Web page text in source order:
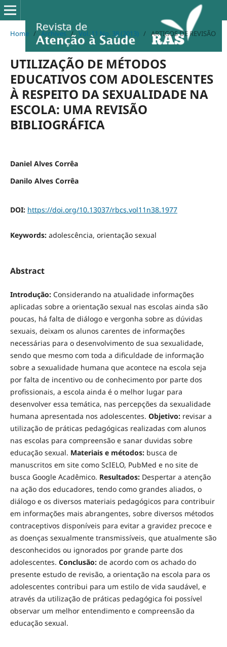
Home / Archives / Vol. 11 No. 38 (2013) / ARTIGOS DE REVISÃO
UTILIZAÇÃO DE MÉTODOS
EDUCATIVOS COM ADOLESCENTES
À RESPEITO DA SEXUALIDADE NA
ESCOLA: UMA REVISÃO
BIBLIOGRÁFICA
Daniel Alves Corrêa
Danilo Alves Corrêa
DOI: https://doi.org/10.13037/rbcs.vol11n38.1977
Keywords: adolescência, orientação sexual
Abstract
Introdução:Considerando na atualidade informações
aplicadas sobre a orientação sexual nas escolas ainda são
poucas, há falta de diálogo e vergonha sobre as dúvidas
sexuais, deixam os alunos carentes de informações
necessárias para o desenvolvimento de sua sexualidade,
sendo que mesmo com toda a dificuldade de informação
sobre a sexualidade humana que acontece na escola seja
por falta de incentivo ou de conhecimento por parte dos
profissionais, a escola ainda é o melhor lugar para
desenvolver essa temática, nas percepções da sexualidade
humana apresentada nos adolescentes. Objetivo:revisar a
utilização de práticas pedagógicas realizadas com alunos
nas escolas para compreensão e sanar duvidas sobre
educação sexual. Materiais e métodos:busca de
manuscritos em site como ScIELO, PubMed e no site de
busca Google Acadêmico. Resultados:Despertar a atenção
na ação dos educadores, tendo como grandes aliados, o
diálogo e os diversos materiais pedagógicos para contribuir
em informações mais abrangentes, sobre diversos métodos
contraceptivos disponíveis para evitar a gravidez precoce e
as doenças sexualmente transmissíveis, que atualmente são
desconhecidos ou ignorados por grande parte dos
adolescentes. Conclusão: de acordo com os achado do
presente estudo de revisão, a orientação na escola para os
adolescentes contribui para um estilo de vida saudável, e
através da utilização de práticas pedagógica foi possível
observar um melhor entendimento e compreensão da
educação sexual.